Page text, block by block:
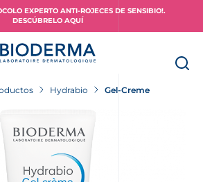
EXPERTO ANTI-ROJECES DE SENSIBIO!.
DESCÚBRELO AQUÍ
Hydrabio Gel-Creme